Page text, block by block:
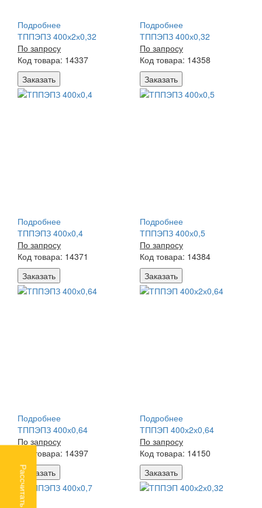
Подробнее
ТППЭПЗ 400х2х0,32
По запросу
Код товара: 14337
Заказать
Подробнее
ТППЭПЗ 400х0,32
По запросу
Код товара: 14358
Заказать
Подробнее
ТППЭПЗ 400х0,4
По запросу
Код товара: 14371
Заказать
Подробнее
ТППЭПЗ 400х0,5
По запросу
Код товара: 14384
Заказать
Подробнее
ТППЭПЗ 400х0,64
По запросу
Код товара: 14397
Заказать
Подробнее
ТППЭП 400х2х0,64
По запросу
Код товара: 14150
Заказать